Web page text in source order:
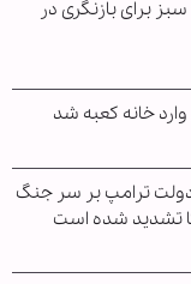
برای بازنگری در
خانه کعبه شد
ترامپ بر سر جنگ
تشدید شده است